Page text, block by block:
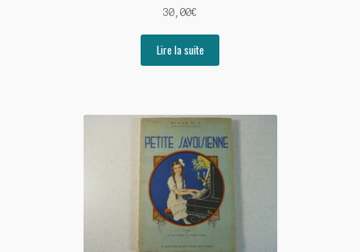
30,00€
Lire la suite